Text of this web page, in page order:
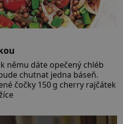
němu dáte opečený chléb
chutnat jedna báseň.